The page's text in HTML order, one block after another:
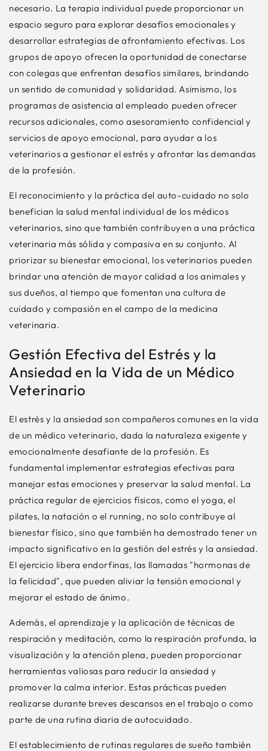
necesario. La terapia individual puede proporcionar un
espacio seguro para explorar desafíos emocionales y
desarrollar estrategias de afrontamiento efectivas. Los
grupos de apoyo ofrecen la oportunidad de conectarse
con colegas que enfrentan desafíos similares, brindando
un sentido de comunidad y solidaridad. Asimismo, los
programas de asistencia al empleado pueden ofrecer
recursos adicionales, como asesoramiento confidencial y
servicios de apoyo emocional, para ayudar a los
veterinarios a gestionar el estrés y afrontar las demandas
de la profesión.
El reconocimiento y la práctica del auto-cuidado no solo
benefician la salud mental individual de los médicos
veterinarios, sino que también contribuyen a una práctica
veterinaria más sólida y compasiva en su conjunto. Al
priorizar su bienestar emocional, los veterinarios pueden
brindar una atención de mayor calidad a los animales y
sus dueños, al tiempo que fomentan una cultura de
cuidado y compasión en el campo de la medicina
veterinaria.
Gestión Efectiva del Estrés y la
Ansiedad en la Vida de un Médico
Veterinario
El estrés y la ansiedad son compañeros comunes en la vida
de un médico veterinario, dada la naturaleza exigente y
emocionalmente desafiante de la profesión. Es
fundamental implementar estrategias efectivas para
manejar estas emociones y preservar la salud mental. La
práctica regular de ejercicios físicos, como el yoga, el
pilates, la natación o el running, no solo contribuye al
bienestar físico, sino que también ha demostrado tener un
impacto significativo en la gestión del estrés y la ansiedad.
El ejercicio libera endorfinas, las llamadas "hormonas de
la felicidad", que pueden aliviar la tensión emocional y
mejorar el estado de ánimo.
Además, el aprendizaje y la aplicación de técnicas de
respiración y meditación, como la respiración profunda, la
visualización y la atención plena, pueden proporcionar
herramientas valiosas para reducir la ansiedad y
promover la calma interior. Estas prácticas pueden
realizarse durante breves descansos en el trabajo o como
parte de una rutina diaria de autocuidado.
El establecimiento de rutinas regulares de sueño también